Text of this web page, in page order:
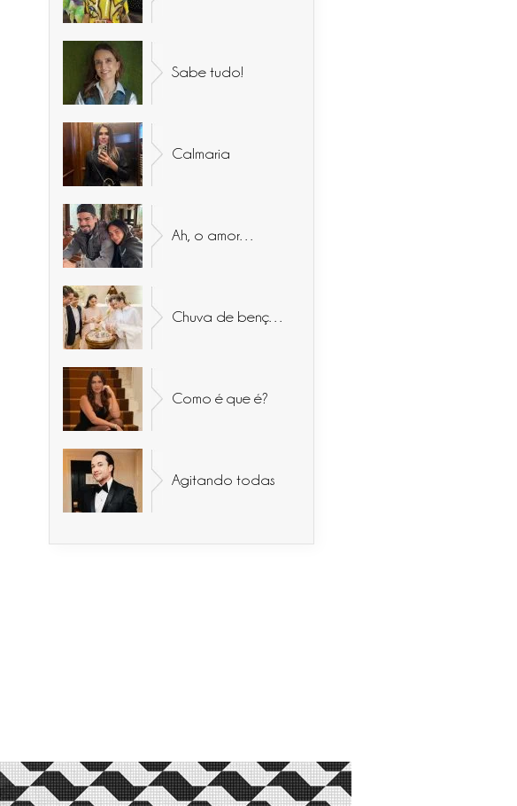
Sabe tudo!
Calmaria
Ah, o amor…
Como é que é?
Agitando todas